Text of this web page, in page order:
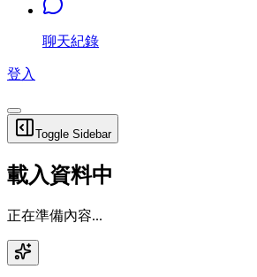
聊天紀錄
登入
Toggle Sidebar
載入資料中
正在準備內容...